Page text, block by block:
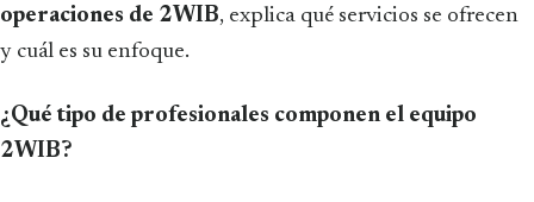
operaciones de 2WIB, explica qué servicios se ofrecen
y cuál es su enfoque.
¿Qué tipo de profesionales componen el equipo
2WIB?